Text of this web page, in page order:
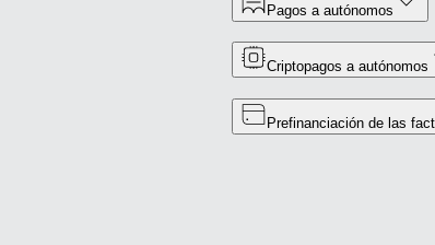
Pagos a autónomos
Criptopagos a autónomos
Prefinanciación de las